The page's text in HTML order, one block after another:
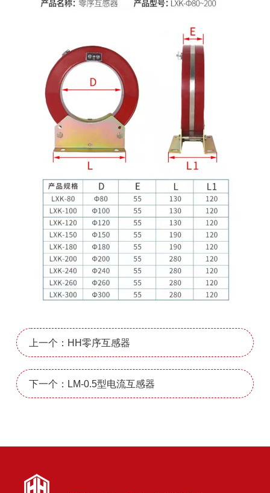
上一个：HH零序互感器
下一个：LM-0.5型电流互感器